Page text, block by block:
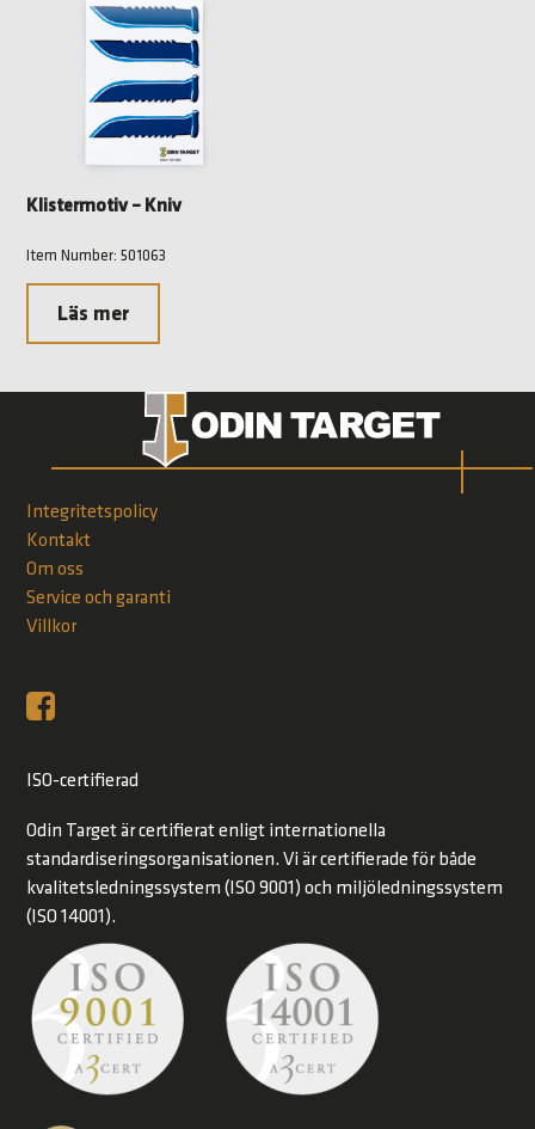
Klistermotiv – Kniv
Item Number: 501063
Läs mer
Integritetspolicy
Kontakt
Om oss
Service och garanti
Villkor
ISO-certifierad
Odin Target är certifierat enligt internationella
standardiseringsorganisationen. Vi är certifierade för både
kvalitetsledningssystem (ISO 9001) och miljöledningssystem
(ISO 14001).